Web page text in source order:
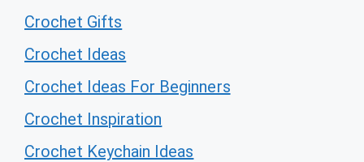
Crochet Gifts
Crochet Ideas
Crochet Ideas For Beginners
Crochet Inspiration
Crochet Keychain Ideas